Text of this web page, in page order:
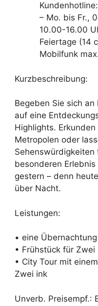
Kundenhotline:
– Mo. bis Fr.,
10.00-16.00
Feiertage (14
Mobilfunk
Kurzbeschreibung:
Begeben Sie sich an
auf eine
Highlights.
Metropolen oder
Sehenswürdigkeiten
besonderen
gestern – denn
über Nacht.
Leistungen:
• eine
• Frühstück für Zwei
• City Tour mit
Zwei ink
Unverb. Preisempf.: